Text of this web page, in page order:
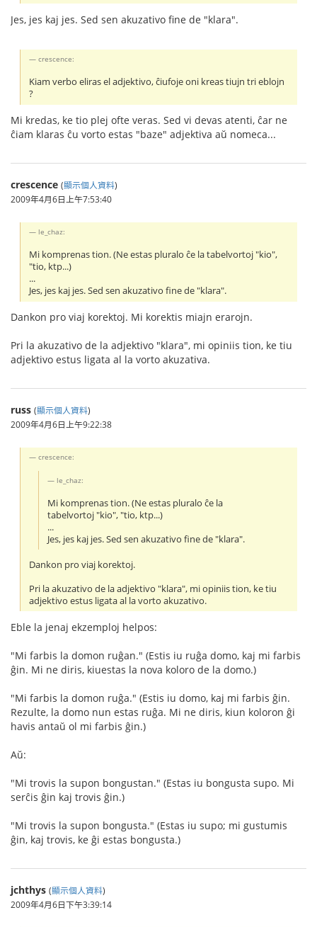
Jes, jes kaj jes. Sed sen akuzativo fine de "klara".
crescence:
Kiam verbo eliras el adjektivo, ĉiufoje oni kreas tiujn tri eblojn
?
Mi kredas, ke tio plej ofte veras. Sed vi devas atenti, ĉar ne
ĉiam klaras ĉu vorto estas "baze" adjektiva aŭ nomeca...
crescence (顯示個人資料)
2009年4月6日上午7:53:40
le_chaz:
Mi komprenas tion. (Ne estas pluralo ĉe la tabelvortoj "kio",
"tio, ktp...)
...
Jes, jes kaj jes. Sed sen akuzativo fine de "klara".
Dankon pro viaj korektoj. Mi korektis miajn erarojn.
Pri la akuzativo de la adjektivo "klara", mi opiniis tion, ke tiu
adjektivo estus ligata al la vorto akuzativa.
russ (顯示個人資料)
2009年4月6日上午9:22:38
crescence:
le_chaz:
Mi komprenas tion. (Ne estas pluralo ĉe la
tabelvortoj "kio", "tio, ktp...)
...
Jes, jes kaj jes. Sed sen akuzativo fine de "klara".
Dankon pro viaj korektoj.
Pri la akuzativo de la adjektivo "klara", mi opiniis tion, ke tiu
adjektivo estus ligata al la vorto akuzativo.
Eble la jenaj ekzemploj helpos:
"Mi farbis la domon ruĝan." (Estis iu ruĝa domo, kaj mi farbis
ĝin. Mi ne diris, kiuestas la nova koloro de la domo.)
"Mi farbis la domon ruĝa." (Estis iu domo, kaj mi farbis ĝin.
Rezulte, la domo nun estas ruĝa. Mi ne diris, kiun koloron ĝi
havis antaŭ ol mi farbis ĝin.)
Aŭ:
"Mi trovis la supon bongustan." (Estas iu bongusta supo. Mi
serĉis ĝin kaj trovis ĝin.)
"Mi trovis la supon bongusta." (Estas iu supo; mi gustumis
ĝin, kaj trovis, ke ĝi estas bongusta.)
jchthys (顯示個人資料)
2009年4月6日下午3:39:14